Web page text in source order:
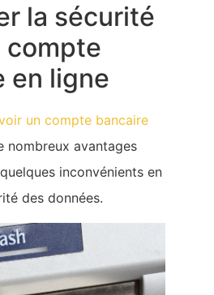
la sécurité
compte
en ligne
un compte bancaire
nombreux avantages
inconvénients en
des données.